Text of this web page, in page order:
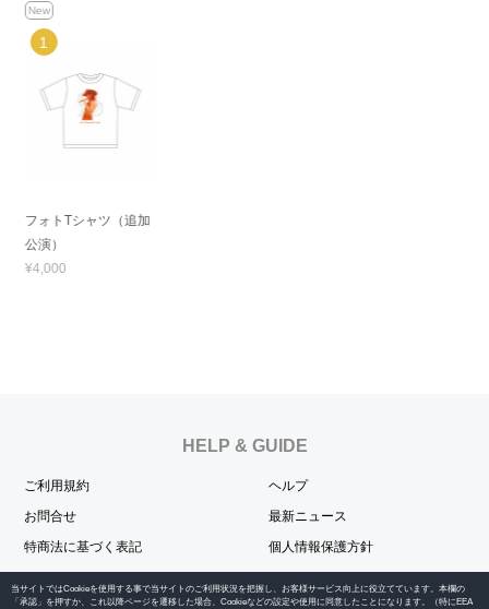
当サイトではCookieを使用する事で当サイトのご利用状況を把握し、お客様サービス向上に役立てています。本欄の
「承認」を押すか、これ以降ページを遷移した場合、Cookieなどの設定や使用に同意したことになります。（特にEEA
New
フォトTシャツ（追加
公演）
¥4,000
HELP & GUIDE
ご利用規約
ヘルプ
お問合せ
最新ニュース
特商法に基づく表記
個人情報保護方針
OFFICIAL SNS